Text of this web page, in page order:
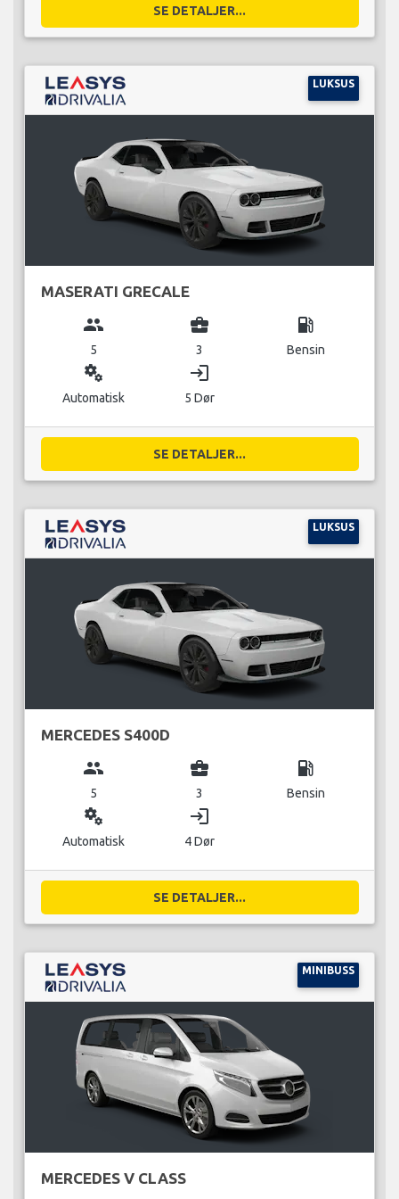
SE DETALJER...
LUKSUS
MASERATI GRECALE
group
5
business_center
3
local_gas_station
Bensin
miscellaneous_services
Automatisk
login
5 Dør
SE DETALJER...
LUKSUS
MERCEDES S400D
group
5
business_center
3
local_gas_station
Bensin
miscellaneous_services
Automatisk
login
4 Dør
SE DETALJER...
MINIBUSS
MERCEDES V CLASS